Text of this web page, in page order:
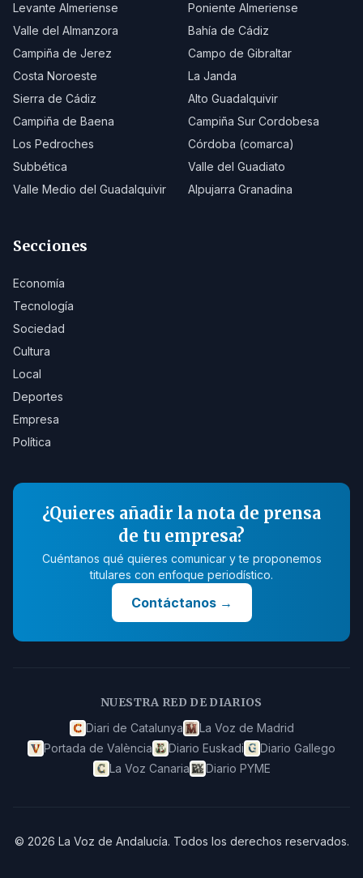
Levante Almeriense
Poniente Almeriense
Valle del Almanzora
Bahía de Cádiz
Campiña de Jerez
Campo de Gibraltar
Costa Noroeste
La Janda
Sierra de Cádiz
Alto Guadalquivir
Campiña de Baena
Campiña Sur Cordobesa
Los Pedroches
Córdoba (comarca)
Subbética
Valle del Guadiato
Valle Medio del Guadalquivir
Alpujarra Granadina
Secciones
Economía
Tecnología
Sociedad
Cultura
Local
Deportes
Empresa
Política
¿Quieres añadir la nota de prensa
de tu empresa?
Cuéntanos qué quieres comunicar y te proponemos
titulares con enfoque periodístico.
Contáctanos→
NUESTRA RED DE DIARIOS
Diari de Catalunya
La Voz de Madrid
Portada de València
Diario Euskadi
Diario Gallego
La Voz Canaria
Diario PYME
© 2026 La Voz de Andalucía. Todos los derechos reservados.